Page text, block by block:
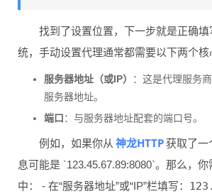
找到了设置位置，下一步就是正确
统，手动设置代理通常都需要以下两个核
服务器地址（或IP）
：这是代理服务
服务器地址。
端口：与服务器地址配套的端口号。
例如，如果你从 神龙HTTP获取了一
息可能是 `123.45.67.89:8080`。那么，
中： - 在“服务器地址”或“IP”栏填写：